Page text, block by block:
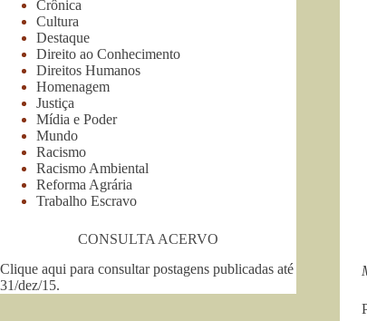
Crônica
Cultura
Destaque
Direito ao Conhecimento
Direitos Humanos
Homenagem
Justiça
Mídia e Poder
Mundo
Racismo
Racismo Ambiental
Reforma Agrária
Trabalho Escravo
CONSULTA ACERVO
Clique aqui para consultar postagens publicadas até
31/dez/15.